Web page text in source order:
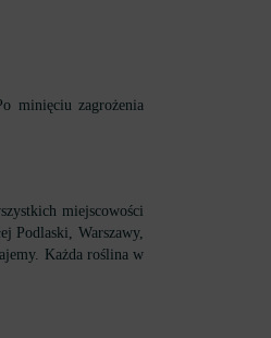
minięciu zagrożenia
miejscowości
Podlaski, Warszawy,
Każda roślina w